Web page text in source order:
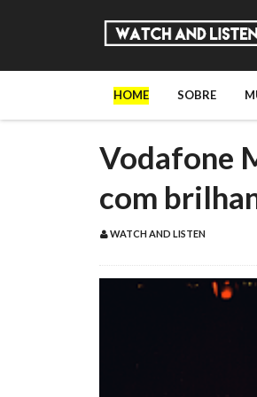
HOME SOBRE
Vodafone
com
WATCH AND LISTEN